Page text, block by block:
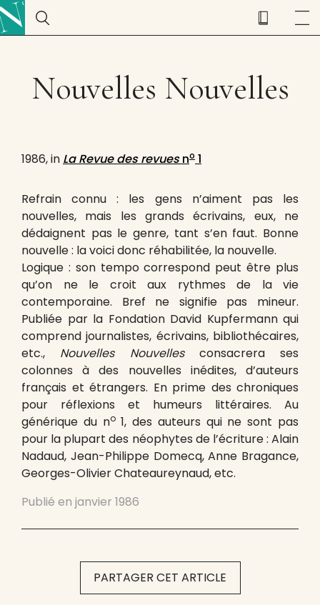
Nouvelles Nouvelles
1986, in La Revue des revuesno 1
Refrain connu : les gens n’aiment pas les
nouvelles, mais les grands écrivains, eux, ne
dédaignent pas le genre, tant s’en faut. Bonne
nouvelle : la voici donc réhabilitée, la nouvelle.
Logique : son tempo correspond peut être plus
qu’on ne le croit aux rythmes de la vie
contemporaine. Bref ne signifie pas mineur.
Publiée par la Fondation David Kupfermann qui
comprend journalistes, écrivains, bibliothécaires,
etc., Nouvelles Nouvellesconsacrera ses
colonnes à des nouvelles inédites, d’auteurs
français et étrangers. En prime des chroniques
pour réflexions et humeurs littéraires. Au
générique du no1, des auteurs qui ne sont pas
pour la plupart des néophytes de l’écriture : Alain
Nadaud, Jean-Philippe Domecq, Anne Bragance,
Georges-Olivier Chateaureynaud, etc.
Publié en janvier 1986
PARTAGER CET ARTICLE